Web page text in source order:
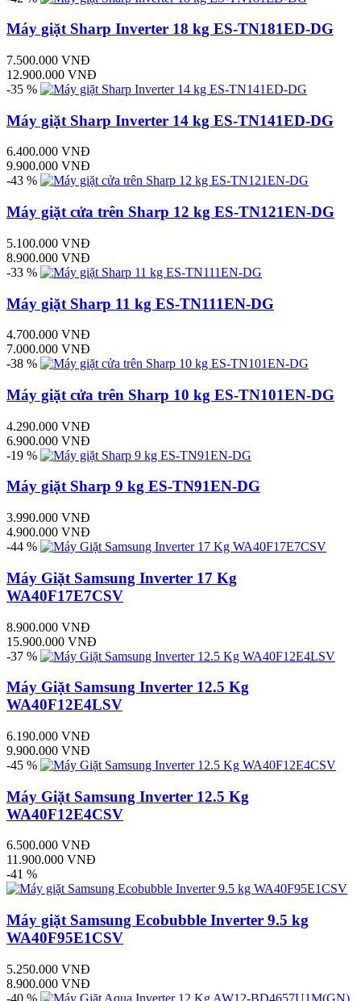
Máy giặt Sharp Inverter 18 kg ES-TN181ED-DG
7.500.000 VNĐ
12.900.000 VNĐ
-35 %
Máy giặt Sharp Inverter 14 kg ES-TN141ED-DG
6.400.000 VNĐ
9.900.000 VNĐ
-43 %
Máy giặt cửa trên Sharp 12 kg ES-TN121EN-DG
5.100.000 VNĐ
8.900.000 VNĐ
-33 %
Máy giặt Sharp 11 kg ES-TN111EN-DG
4.700.000 VNĐ
7.000.000 VNĐ
-38 %
Máy giặt cửa trên Sharp 10 kg ES-TN101EN-DG
4.290.000 VNĐ
6.900.000 VNĐ
-19 %
Máy giặt Sharp 9 kg ES-TN91EN-DG
3.990.000 VNĐ
4.900.000 VNĐ
-44 %
Máy Giặt Samsung Inverter 17 Kg
WA40F17E7CSV
8.900.000 VNĐ
15.900.000 VNĐ
-37 %
Máy Giặt Samsung Inverter 12.5 Kg
WA40F12E4LSV
6.190.000 VNĐ
9.900.000 VNĐ
-45 %
Máy Giặt Samsung Inverter 12.5 Kg
WA40F12E4CSV
6.500.000 VNĐ
11.900.000 VNĐ
-41 %
Máy giặt Samsung Ecobubble Inverter 9.5 kg
WA40F95E1CSV
5.250.000 VNĐ
8.900.000 VNĐ
-40 %